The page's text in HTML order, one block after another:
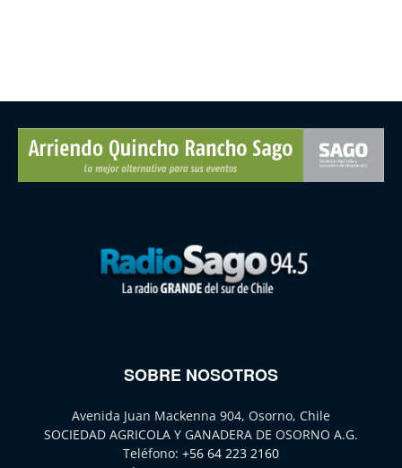
SOBRE NOSOTROS
Avenida Juan Mackenna 904, Osorno, Chile
SOCIEDAD AGRICOLA Y GANADERA DE OSORNO A.G.
Teléfono: +56 64 223 2160